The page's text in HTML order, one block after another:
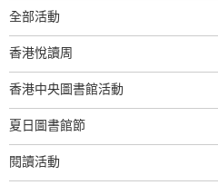
全部活動
香港悅讀周
香港中央圖書館活動
夏日圖書館節
閱讀活動